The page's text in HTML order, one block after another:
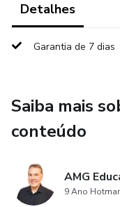
Detalhes
Garantia de 7 dias
Saiba mais
conteúdo
AMG
9 Ano